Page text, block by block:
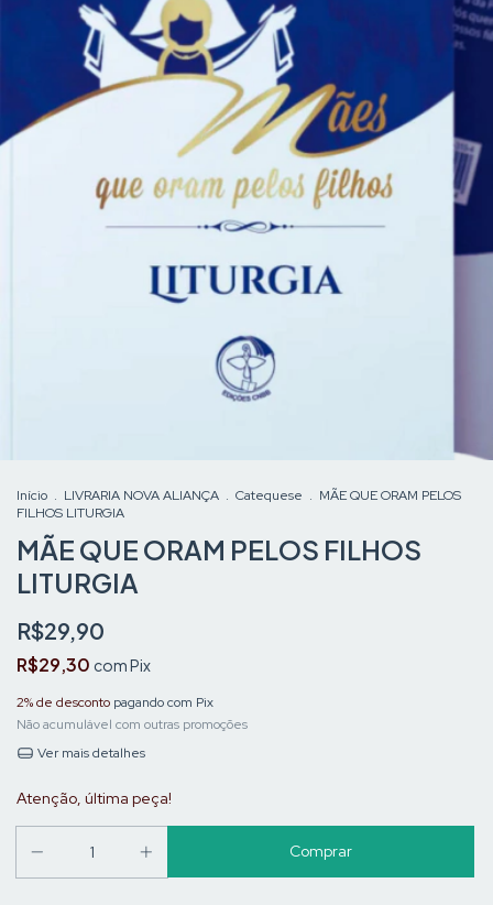
Início . LIVRARIA NOVA ALIANÇA . Catequese . MÃE QUE ORAM PELOS
FILHOS LITURGIA
MÃE QUE ORAM PELOS FILHOS
LITURGIA
R$29,90
R$29,30 comPix
2% de desconto pagando com Pix
Não acumulável com outras promoções
Ver mais detalhes
Atenção, última peça!